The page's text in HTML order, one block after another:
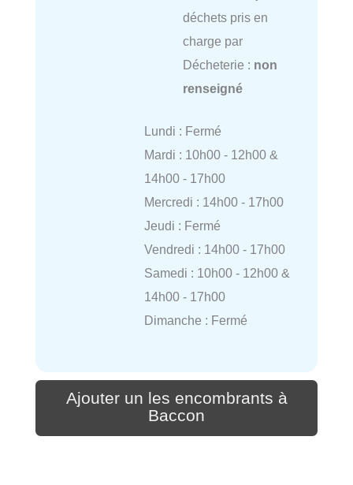
déchets pris en
charge par
Décheterie : non
renseigné
Lundi : Fermé
Mardi : 10h00 - 12h00 &
14h00 - 17h00
Mercredi : 14h00 - 17h00
Jeudi : Fermé
Vendredi : 14h00 - 17h00
Samedi : 10h00 - 12h00 &
14h00 - 17h00
Dimanche : Fermé
Ajouter un les encombrants à
Baccon